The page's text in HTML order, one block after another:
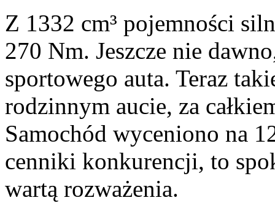
Z 1332 cm³ pojemności
270 Nm. Jeszcze nie
sportowego auta. Teraz
rodzinnym aucie, za
Samochód wyceniono na
cenniki konkurencji, to
wartą rozważenia.